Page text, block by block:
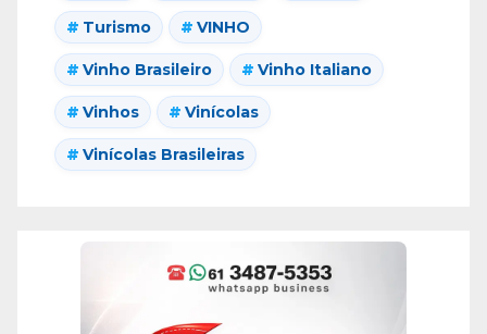
Turismo VINHO
Vinho Brasileiro Vinho Italiano
Vinhos Vinícolas
Vinícolas Brasileiras